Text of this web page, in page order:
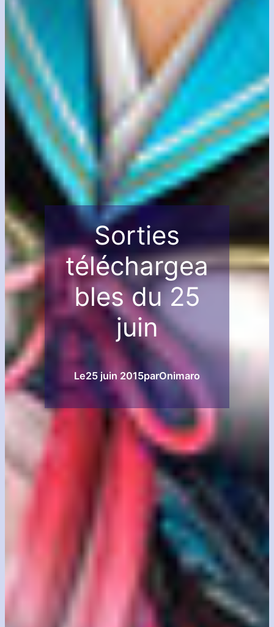
Sorties
téléchargea
bles du 25
juin
Le25 juin 2015parOnimaro